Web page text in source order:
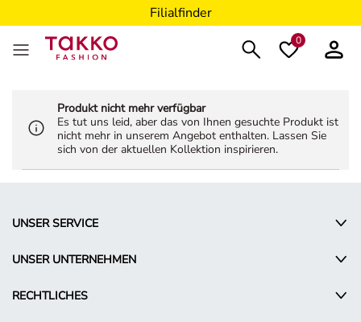
Filialfinder
0
Produkt nicht mehr verfügbar
Es tut uns leid, aber das von Ihnen gesuchte Produkt ist
nicht mehr in unserem Angebot enthalten. Lassen Sie
sich von der aktuellen Kollektion inspirieren.
UNSER SERVICE
UNSER UNTERNEHMEN
RECHTLICHES